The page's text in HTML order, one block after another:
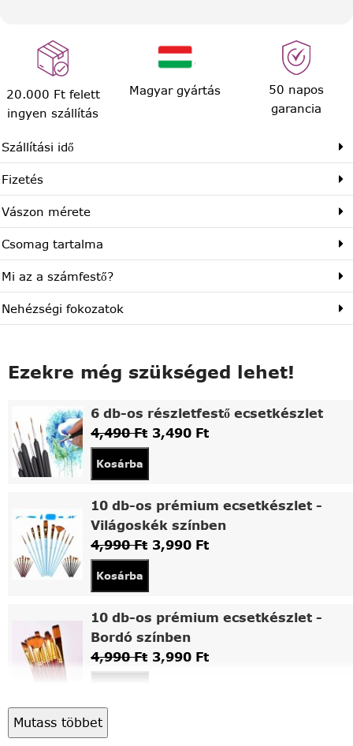
20.000 Ft felett
ingyen szállítás
Magyar gyártás
50 napos
garancia
Szállítási idő
Fizetés
Vászon mérete
Csomag tartalma
Mi az a számfestő?
Nehézségi fokozatok
Ezekre még szükséged lehet!
6 db-os részletfestő ecsetkészlet
4,490Ft 3,490 Ft
Kosárba
10 db-os prémium ecsetkészlet -
Világoskék színben
4,990Ft 3,990 Ft
Kosárba
10 db-os prémium ecsetkészlet -
Bordó színben
4,990Ft 3,990 Ft
Asztali fa festőállvány
Mutass többet